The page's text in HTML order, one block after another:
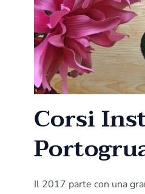
Corsi
Il 2017 parte con una